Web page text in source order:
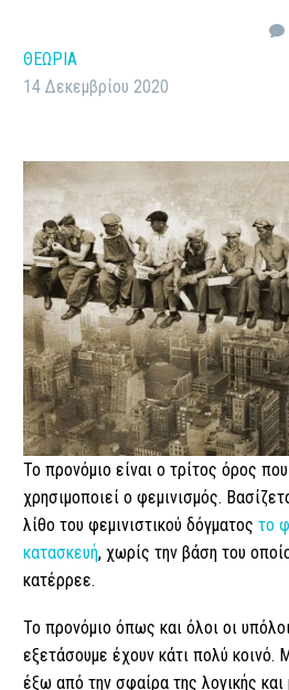
ΘΕΩΡΙΑ
14 Δεκεμβρίου 2020
Το προνόμιο είναι ο τρίτος όρος
χρησιμοποιεί ο φεμινισμός.
λίθο του φεμινιστικού δόγματος το
κατασκευή, χωρίς την βάση του
κατέρρεε.
Το προνόμιο όπως και όλοι οι
εξετάσουμε έχουν κάτι πολύ κοινό.
έξω από την σφαίρα της λογικής